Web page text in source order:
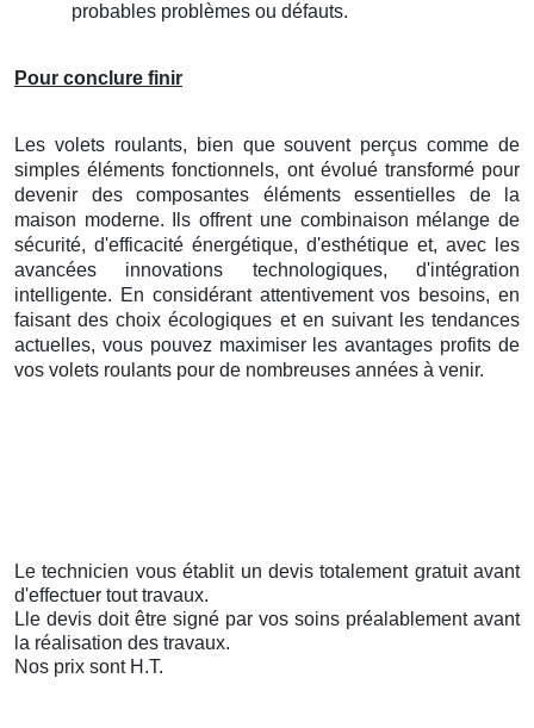
probables problèmes ou défauts.
Pour conclure finir
Les volets roulants, bien que souvent perçus comme de
simples éléments fonctionnels, ont évolué transformé pour
devenir des composantes éléments essentielles de la
maison moderne. Ils offrent une combinaison mélange de
sécurité, d'efficacité énergétique, d'esthétique et, avec les
avancées innovations technologiques, d'intégration
intelligente. En considérant attentivement vos besoins, en
faisant des choix écologiques et en suivant les tendances
actuelles, vous pouvez maximiser les avantages profits de
vos volets roulants pour de nombreuses années à venir.
Le technicien vous établit un devis totalement gratuit avant
d'effectuer tout travaux.
Lle devis doit être signé par vos soins préalablement avant
la réalisation des travaux.
Nos prix sont H.T.